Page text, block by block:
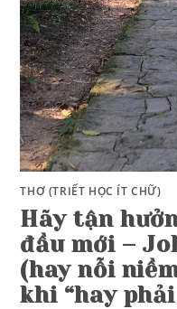
THƠ (TRIẾT HỌC ÍT CHỮ)
Hãy tận
đầu mới –
(hay nỗi
khi “hay